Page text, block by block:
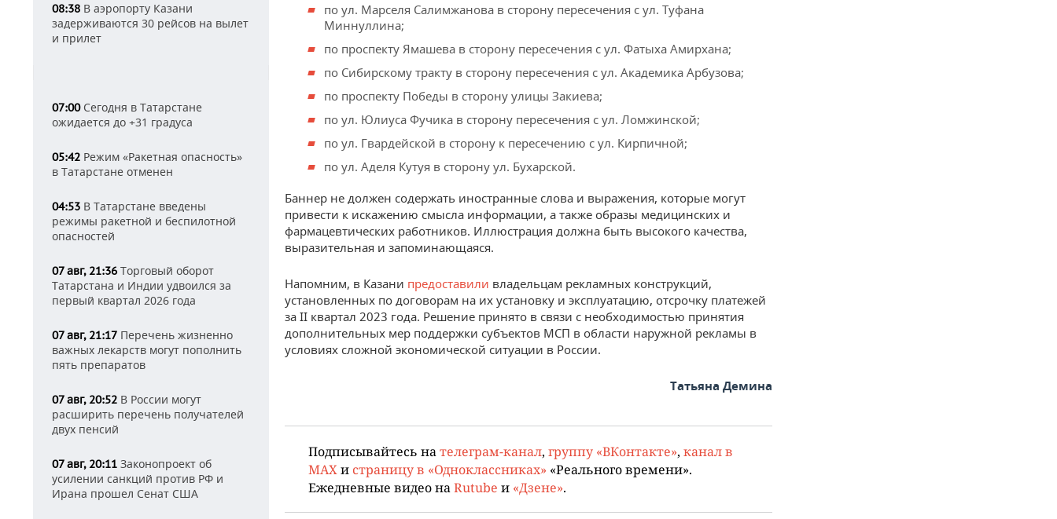
08:38 В аэропорту Казани
задерживаются 30 рейсов на вылет
и прилет
07:00Сегодня в Татарстане
ожидается до +31 градуса
05:42 Режим «Ракетная опасность»
в Татарстане отменен
04:53 В Татарстане введены
режимы ракетной и беспилотной
опасностей
07 авг, 21:36 Торговый оборот
Татарстана и Индии удвоился за
первый квартал 2026 года
07 авг, 21:17 Перечень жизненно
важных лекарств могут пополнить
пять препаратов
07 авг, 20:52 В России могут
расширить перечень получателей
двух пенсий
07 авг, 20:11 Законопроект об
усилении санкций против РФ и
Ирана прошел Сенат США
по ул. Марселя Салимжанова в сторону пересечения с ул. Туфана
Миннуллина;
по проспекту Ямашева в сторону пересечения с ул. Фатыха Амирхана;
по Сибирскому тракту в сторону пересечения с ул. Академика Арбузова;
по проспекту Победы в сторону улицы Закиева;
по ул. Юлиуса Фучика в сторону пересечения с ул. Ломжинской;
по ул. Гвардейской в сторону к пересечению с ул. Кирпичной;
по ул. Аделя Кутуя в сторону ул. Бухарской.
Баннер не должен содержать иностранные слова и выражения, которые могут
привести к искажению смысла информации, а также образы медицинских и
фармацевтических работников. Иллюстрация должна быть высокого качества,
выразительная и запоминающаяся.
Напомним, в Казани предоставили владельцам рекламных конструкций,
установленных по договорам на их установку и эксплуатацию, отсрочку платежей
за II квартал 2023 года. Решение принято в связи с необходимостью принятия
дополнительных мер поддержки субъектов МСП в области наружной рекламы в
условиях сложной экономической ситуации в России.
Татьяна Демина
Подписывайтесь нателеграм-канал, группу «ВКонтакте», канал в
MAXи страницу в «Одноклассниках» «Реального времени».
Ежедневные видео наRutube и «Дзене».